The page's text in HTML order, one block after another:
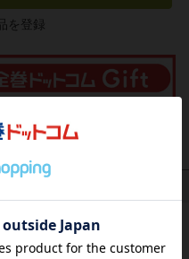
を登録
りません。 今後読まれる
もらえませんか？